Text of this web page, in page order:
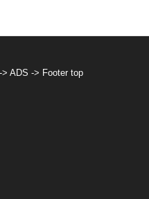
ADS -> Footer top